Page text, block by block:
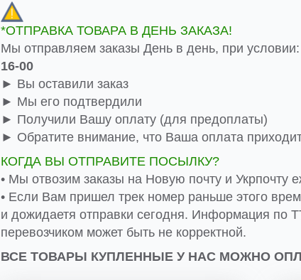
*ОТПРАВКА ТОВАРА В ДЕНЬ ЗАКАЗА!
Мы отправляем заказы День в день, при
16-00
► Вы оставили заказ
► Мы его подтвердили
► Получили Вашу оплату (для предоплаты)
► Обратите внимание, что Ваша оплата
КОГДА ВЫ ОТПРАВИТЕ ПОСЫЛКУ?
• Мы отвозим заказы на Новую почту и Укрпочту
• Если Вам пришел трек номер раньше этого
и дожидаетя отправки сегодня. Информация по
перевозчиком может быть не корректной.
ВСЕ ТОВАРЫ КУПЛЕННЫЕ У НАС МОЖНО